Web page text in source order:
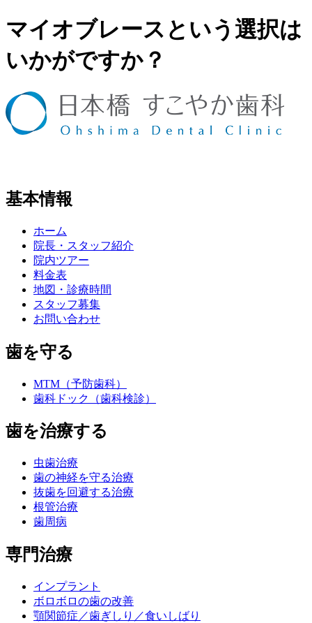
マイオブレースという選択は
いかがですか？
基本情報
ホーム
院長・スタッフ紹介
院内ツアー
料金表
地図・診療時間
スタッフ募集
お問い合わせ
歯を守る
MTM（予防歯科）
歯科ドック（歯科検診）
歯を治療する
虫歯治療
歯の神経を守る治療
抜歯を回避する治療
根管治療
歯周病
専門治療
インプラント
ボロボロの歯の改善
顎関節症／歯ぎしり／食いしばり